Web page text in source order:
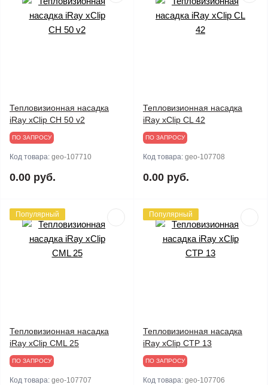
Тепловизионная насадка
iRay xClip CH 50 v2
ПО ЗАПРОСУ
Код товара: geo-107710
0.00 руб.
Тепловизионная насадка
iRay xClip CL 42
ПО ЗАПРОСУ
Код товара: geo-107708
0.00 руб.
Популярный
Тепловизионная насадка
iRay xClip CML 25
ПО ЗАПРОСУ
Код товара: geo-107707
Популярный
Тепловизионная насадка
iRay xClip CTP 13
ПО ЗАПРОСУ
Код товара: geo-107706